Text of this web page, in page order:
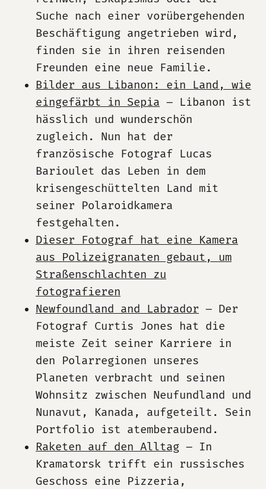
Suche nach einer vorübergehenden
Beschäftigung angetrieben wird,
finden sie in ihren reisenden
Freunden eine neue Familie.
Bilder aus Libanon: ein Land, wie
eingefärbt in Sepia – Libanon ist
hässlich und wunderschön
zugleich. Nun hat der
französische Fotograf Lucas
Barioulet das Leben in dem
krisengeschüttelten Land mit
seiner Polaroidkamera
festgehalten.
Dieser Fotograf hat eine Kamera
aus Polizeigranaten gebaut, um
Straßenschlachten zu
fotografieren
Newfoundland and Labrador – Der
Fotograf Curtis Jones hat die
meiste Zeit seiner Karriere in
den Polarregionen unseres
Planeten verbracht und seinen
Wohnsitz zwischen Neufundland und
Nunavut, Kanada, aufgeteilt. Sein
Portfolio ist atemberaubend.
Raketen auf den Alltag – In
Kramatorsk trifft ein russisches
Geschoss eine Pizzeria,